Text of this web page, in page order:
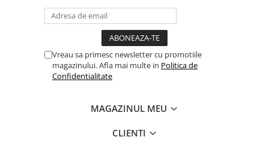
Vreau sa primesc newsletter cu promotiile
magazinului. Afla mai multe in Politica de
Confidentialitate
MAGAZINUL MEU
CLIENTI